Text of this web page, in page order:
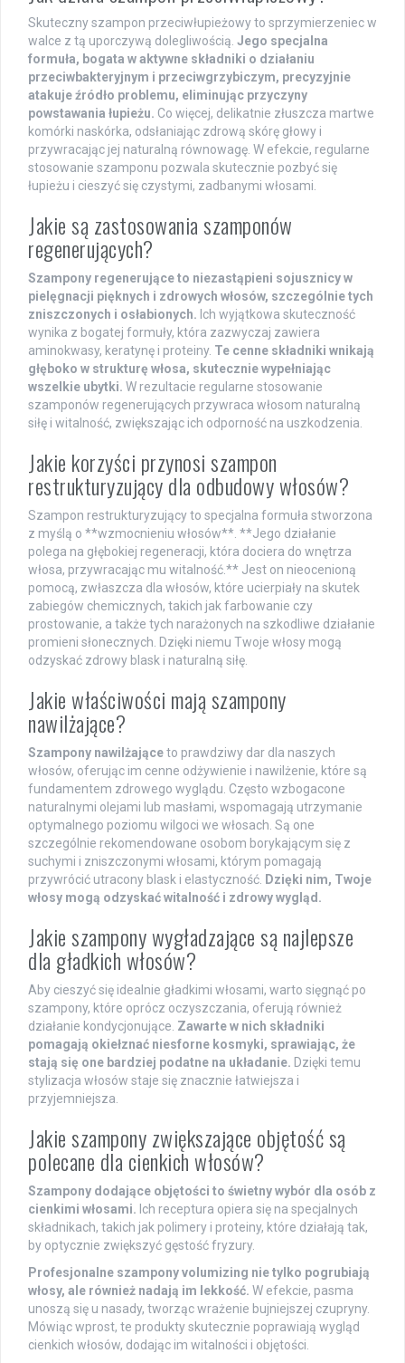
Skuteczny szampon przeciwłupieżowy to sprzymierzeniec w
walce z tą uporczywą dolegliwością. Jego specjalna
formuła, bogata w aktywne składniki o działaniu
przeciwbakteryjnym i przeciwgrzybiczym, precyzyjnie
atakuje źródło problemu, eliminując przyczyny
powstawania łupieżu. Co więcej, delikatnie złuszcza martwe
komórki naskórka, odsłaniając zdrową skórę głowy i
przywracając jej naturalną równowagę. W efekcie, regularne
stosowanie szamponu pozwala skutecznie pozbyć się
łupieżu i cieszyć się czystymi, zadbanymi włosami.
Jakie są zastosowania szamponów
regenerujących?
Szampony regenerujące to niezastąpieni sojusznicy w
pielęgnacji pięknych i zdrowych włosów, szczególnie tych
zniszczonych i osłabionych. Ich wyjątkowa skuteczność
wynika z bogatej formuły, która zazwyczaj zawiera
aminokwasy, keratynę i proteiny. Te cenne składniki wnikają
głęboko w strukturę włosa, skutecznie wypełniając
wszelkie ubytki. W rezultacie regularne stosowanie
szamponów regenerujących przywraca włosom naturalną
siłę i witalność, zwiększając ich odporność na uszkodzenia.
Jakie korzyści przynosi szampon
restrukturyzujący dla odbudowy włosów?
Szampon restrukturyzujący to specjalna formuła stworzona
z myślą o **wzmocnieniu włosów**. **Jego działanie
polega na głębokiej regeneracji, która dociera do wnętrza
włosa, przywracając mu witalność.** Jest on nieocenioną
pomocą, zwłaszcza dla włosów, które ucierpiały na skutek
zabiegów chemicznych, takich jak farbowanie czy
prostowanie, a także tych narażonych na szkodliwe działanie
promieni słonecznych. Dzięki niemu Twoje włosy mogą
odzyskać zdrowy blask i naturalną siłę.
Jakie właściwości mają szampony
nawilżające?
Szampony nawilżająceto prawdziwy dar dla naszych
włosów, oferując im cenne odżywienie i nawilżenie, które są
fundamentem zdrowego wyglądu. Często wzbogacone
naturalnymi olejami lub masłami, wspomagają utrzymanie
optymalnego poziomu wilgoci we włosach. Są one
szczególnie rekomendowane osobom borykającym się z
suchymi i zniszczonymi włosami, którym pomagają
przywrócić utracony blask i elastyczność. Dzięki nim, Twoje
włosy mogą odzyskać witalność i zdrowy wygląd.
Jakie szampony wygładzające są najlepsze
dla gładkich włosów?
Aby cieszyć się idealnie gładkimi włosami, warto sięgnąć po
szampony, które oprócz oczyszczania, oferują również
działanie kondycjonujące. Zawarte w nich składniki
pomagają okiełznać niesforne kosmyki, sprawiając, że
stają się one bardziej podatne na układanie. Dzięki temu
stylizacja włosów staje się znacznie łatwiejsza i
przyjemniejsza.
Jakie szampony zwiększające objętość są
polecane dla cienkich włosów?
Szampony dodające objętości to świetny wybór dla osób z
cienkimi włosami. Ich receptura opiera się na specjalnych
składnikach, takich jak polimery i proteiny, które działają tak,
by optycznie zwiększyć gęstość fryzury.
Profesjonalne szampony volumizing nie tylko pogrubiają
włosy, ale również nadają im lekkość. W efekcie, pasma
unoszą się u nasady, tworząc wrażenie bujniejszej czupryny.
Mówiąc wprost, te produkty skutecznie poprawiają wygląd
cienkich włosów, dodając im witalności i objętości.